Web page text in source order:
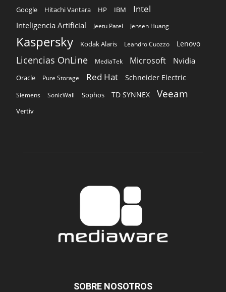
Google Hitachi Vantara HP IBM Intel
Inteligencia Artificial Jeetu Patel Jensen Huang
Kaspersky Kodak Alaris Leandro Cuozzo Lenovo
Licencias OnLine MediaTek Microsoft Nvidia
Oracle Pure Storage Red Hat Schneider Electric
Siemens SonicWall Sophos TD SYNNEX Veeam
Vertiv
SOBRE NOSOTROS